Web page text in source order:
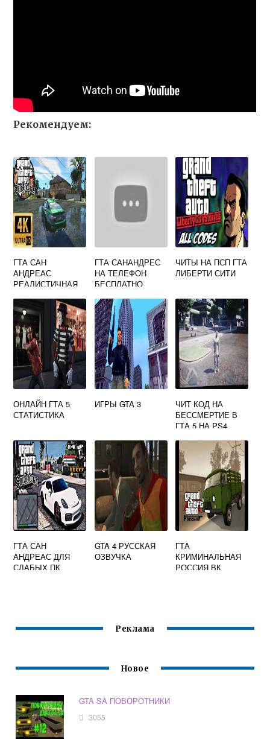
Рекомендуем:
ГТА САН
АНДРЕАС
РЕАЛИСТИЧНАЯ
ГТА САНАНДРЕС
НА ТЕЛЕФОН
БЕСПЛАТНО
ЧИТЫ НА ПСП ГТА
ЛИБЕРТИ СИТИ
ОНЛАЙН ГТА 5
СТАТИСТИКА
ИГРЫ GTA 3
ЧИТ КОД НА
БЕССМЕРТИЕ В
ГТА 5 НА PS4
ГТА САН
АНДРЕАС ДЛЯ
СЛАБЫХ ПК
GTA 4 РУССКАЯ
ОЗВУЧКА
ГТА
КРИМИНАЛЬНАЯ
РОССИЯ ВК
Реклама
Новое
GTA SA ПОВОРОТНИКИ
3055